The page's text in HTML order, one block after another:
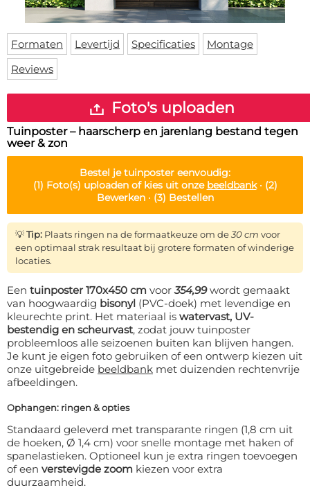
Deurmat
Vloermat
Skateboard deck
Over ons
Levertijden
Inloggen
WhatsApp
Formaten Levertijd Specificaties
Montage
Reviews
Foto's uploaden
Tuinposter – haarscherp en jarenlang bestand tegen
weer & zon
Bestel jetuinposter eenvoudig:
(1) Foto(s) uploaden of kies uit onze beeldbank· (2)
Bewerken · (3) Bestellen
💡Tip: Plaats ringen na de formaatkeuze om de30 cm voor
een optimaal strak resultaat bij grotere formaten of winderige
locaties.
Een tuinposter 170x450 cm voor354,99wordt gemaakt
van hoogwaardig bisonyl (PVC-doek) met levendige en
kleurechte print. Het materiaal is watervast, UV-
bestendig en scheurvast, zodat jouw tuinposter
probleemloos alle seizoenen buiten kan blijven hangen.
Je kunt je eigen foto gebruiken of een ontwerp kiezen uit
onze uitgebreide beeldbank met duizenden rechtenvrije
afbeeldingen.
Ophangen: ringen & opties
Standaard geleverd met transparante ringen (1,8 cm uit
de hoeken, Ø 1,4 cm) voor snelle montage met haken of
spanelastieken. Optioneel kun je extra ringen toevoegen
of een verstevigde zoom kiezen voor extra
duurzaamheid.